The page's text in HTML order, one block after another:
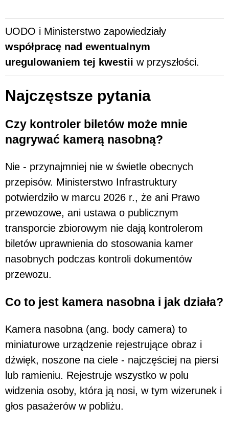
UODO i Ministerstwo zapowiedziały
współpracę nad ewentualnym
uregulowaniem tej kwestii w przyszłości.
Najczęstsze pytania
Czy kontroler biletów może mnie
nagrywać kamerą nasobną?
Nie - przynajmniej nie w świetle obecnych
przepisów. Ministerstwo Infrastruktury
potwierdziło w marcu 2026 r., że ani Prawo
przewozowe, ani ustawa o publicznym
transporcie zbiorowym nie dają kontrolerom
biletów uprawnienia do stosowania kamer
nasobnych podczas kontroli dokumentów
przewozu.
Co to jest kamera nasobna i jak działa?
Kamera nasobna (ang. body camera) to
miniaturowe urządzenie rejestrujące obraz i
dźwięk, noszone na ciele - najczęściej na piersi
lub ramieniu. Rejestruje wszystko w polu
widzenia osoby, która ją nosi, w tym wizerunek i
głos pasażerów w pobliżu.